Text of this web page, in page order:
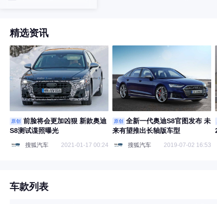
精选资讯
原创
前脸将会更加凶狠 新款奥迪
S8测试谍照曝光
搜狐汽车 2021-01-17 00:24
原创
全新一代奥迪S8官图发布 未
来有望推出长轴版车型
搜狐汽车 2019-07-02 16:53
车款列表